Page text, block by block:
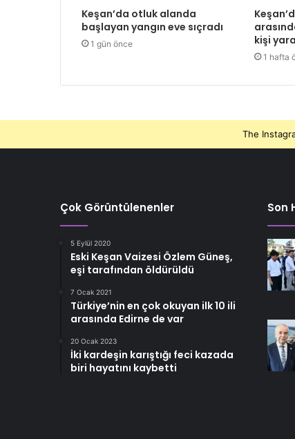
Keşan’da otluk alanda
başlayan yangın eve sıçradı
1 gün önce
kişi
1 hafta
The
Çok Görüntülenenler
5 Eylül 2020
Eski Keşan Vaizesi Özlem Güneş,
eşi tarafından öldürüldü
7 Ocak 2021
Türkiye’nin en çok okuyan ilk 10 ili
arasında Edirne de var
20 Ocak 2023
İki kardeşin karıştığı feci kazada
biri hayatını kaybetti
Son